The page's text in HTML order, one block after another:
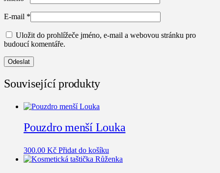
E-mail *
Uložit do prohlížeče jméno, e-mail a webovou stránku pro
budoucí komentáře.
Související produkty
Pouzdro menší Louka
300.00 Kč Přidat do košíku